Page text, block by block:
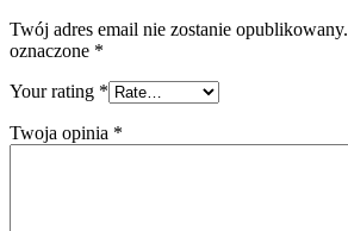
Twój adres email nie zostanie opublikowany.
oznaczone *
Your rating *
Twoja opinia *